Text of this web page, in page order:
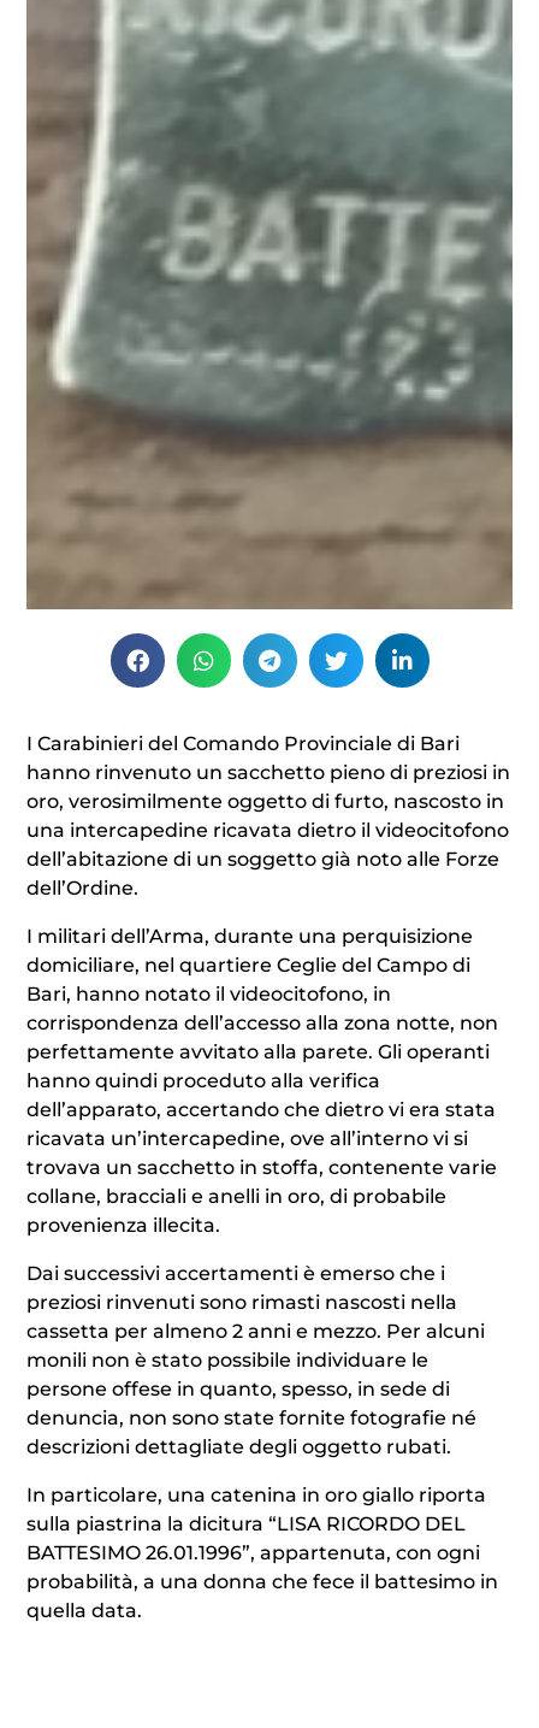
I Carabinieri del Comando Provinciale di Bari
hanno rinvenuto un sacchetto pieno di preziosi in
oro, verosimilmente oggetto di furto, nascosto in
una intercapedine ricavata dietro il videocitofono
dell’abitazione di un soggetto già noto alle Forze
dell’Ordine.
I militari dell’Arma, durante una perquisizione
domiciliare, nel quartiere Ceglie del Campo di
Bari, hanno notato il videocitofono, in
corrispondenza dell’accesso alla zona notte, non
perfettamente avvitato alla parete. Gli operanti
hanno quindi proceduto alla verifica
dell’apparato, accertando che dietro vi era stata
ricavata un’intercapedine, ove all’interno vi si
trovava un sacchetto in stoffa, contenente varie
collane, bracciali e anelli in oro, di probabile
provenienza illecita.
Dai successivi accertamenti è emerso che i
preziosi rinvenuti sono rimasti nascosti nella
cassetta per almeno 2 anni e mezzo. Per alcuni
monili non è stato possibile individuare le
persone offese in quanto, spesso, in sede di
denuncia, non sono state fornite fotografie né
descrizioni dettagliate degli oggetto rubati.
In particolare, una catenina in oro giallo riporta
sulla piastrina la dicitura “LISA RICORDO DEL
BATTESIMO 26.01.1996”, appartenuta, con ogni
probabilità, a una donna che fece il battesimo in
quella data.